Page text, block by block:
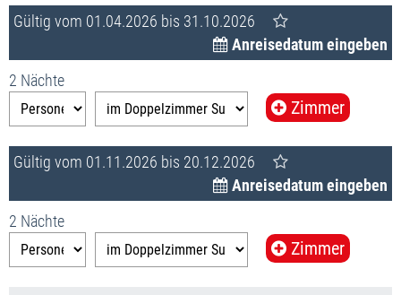
Gültig vom 01.04.2026 bis 31.10.2026
Anreisedatum eingeben
2 Nächte
Zimmer
Gültig vom 01.11.2026 bis 20.12.2026
Anreisedatum eingeben
2 Nächte
Zimmer